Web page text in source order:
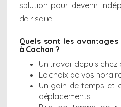
solution pour devenir
de risque !
Quels sont les
à Cachan ?
Un travail depuis chez
Le choix de vos
Un gain de temps et
déplacements